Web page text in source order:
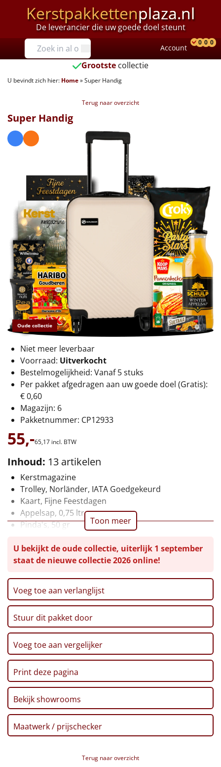
Kerstpakkettenplaza.nl
De leverancier die uw goede doel steunt
Prijzen
Tot €25
€25 tot €35
€40 tot €45
€50 tot €55
€55 tot €75
€75 tot €100
€100 en hoger
Alle kerstpakketten 2026
Thema
Origineel
Luxe
Mannen
Vrouwen
Duurzaam
Leuke
Goedkope
Uniek
Artikel
Pizzarette
Tas
Wake up light
NIEUW
Borrelplank
Warmtekussen
Slowcooker POPULAIR
Noodradio
Deken (fleece plaid)
Account
0 0 0
Grootste collectie
U bevindt zich hier: Home»Super Handig
Terug naar overzicht
Oude collectie
Super Handig
Niet meer leverbaar
Voorraad: Uitverkocht
Bestelmogelijkheid: Vanaf 5 stuks
Per pakket afgedragen aan uw goede doel (Gratis):
€ 0,60
Magazijn: 6
Pakketnummer: CP12933
55,-65,17 incl. BTW
Inhoud: 13 artikelen
Kerstmagazine
Trolley, Norländer, IATA Goedgekeurd
Kaart, Fijne Feestdagen
Appelsap, 0,75 ltr
Pinda's, 50 gr
Sultana, 3-pack, 43 gr
Twix, 50 gr
Pannenkoekenmix, 400 gr
Speculoos Koekjes, 25 gr
Verpakt in een feestelijke kerstdoos, 55 x 35 x 24 cm
Toon meer
U bekijkt de oude collectie, uiterlijk 1 september
staat de nieuwe collectie 2026 online!
Voeg toe aan verlanglijst
Stuur dit pakket door
Voeg toe aan vergelijker
Print deze pagina
Bekijk showrooms
Maatwerk / prijschecker
Terug naar overzicht